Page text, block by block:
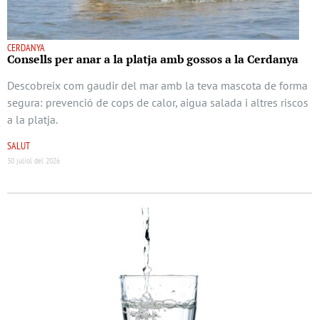
CERDANYA
Consells per anar a la platja amb gossos a la Cerdanya
Descobreix com gaudir del mar amb la teva mascota de forma
segura: prevenció de cops de calor, aigua salada i altres riscos
a la platja.
SALUT
30 juliol del 2026